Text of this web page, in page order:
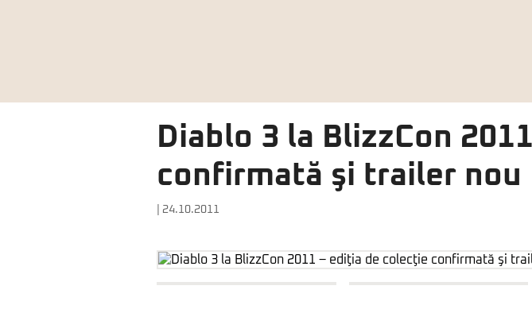
Diablo 3 la BlizzCon
confirmată şi trailer nou
| 24.10.2011